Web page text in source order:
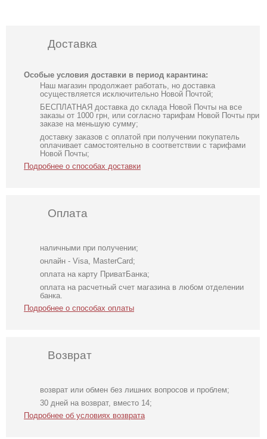
Доставка
Особые условия доставки в период карантина:
Наш магазин продолжает работать, но доставка
осуществляется исключительно Новой Почтой;
БЕСПЛАТНАЯ доставка до склада Новой Почты на все
заказы от 1000 грн, или согласно тарифам Новой Почты при
заказе на меньшую сумму;
доставку заказов с оплатой при получении покупатель
оплачивает самостоятельно в соответствии с тарифами
Новой Почты;
Подробнее о способах доставки
Оплата
наличными при получении;
онлайн - Visa, MasterCard;
оплата на карту ПриватБанка;
оплата на расчетный счет магазина в любом отделении
банка.
Подробнее о способах оплаты
Возврат
возврат или обмен без лишних вопросов и проблем;
30 дней на возврат, вместо 14;
Подробнее об условиях возврата
Слитный
женский
купальник для
Нарядная
накидка на руки к
платьям